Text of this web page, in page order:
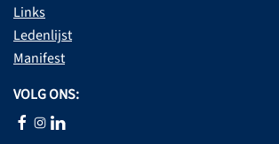
Links
Ledenlijst
Manifest
VOLG ONS: